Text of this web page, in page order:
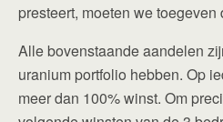
presteert, moeten we
Alle bovenstaande aandelen
uranium portfolio hebben. Op
meer dan 100% winst. Om